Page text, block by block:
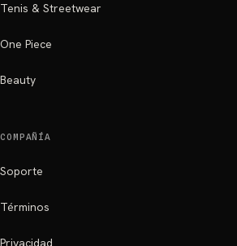
Tenis & Streetwear
One Piece
Beauty
COMPAÑÍA
Soporte
Términos
Privacidad